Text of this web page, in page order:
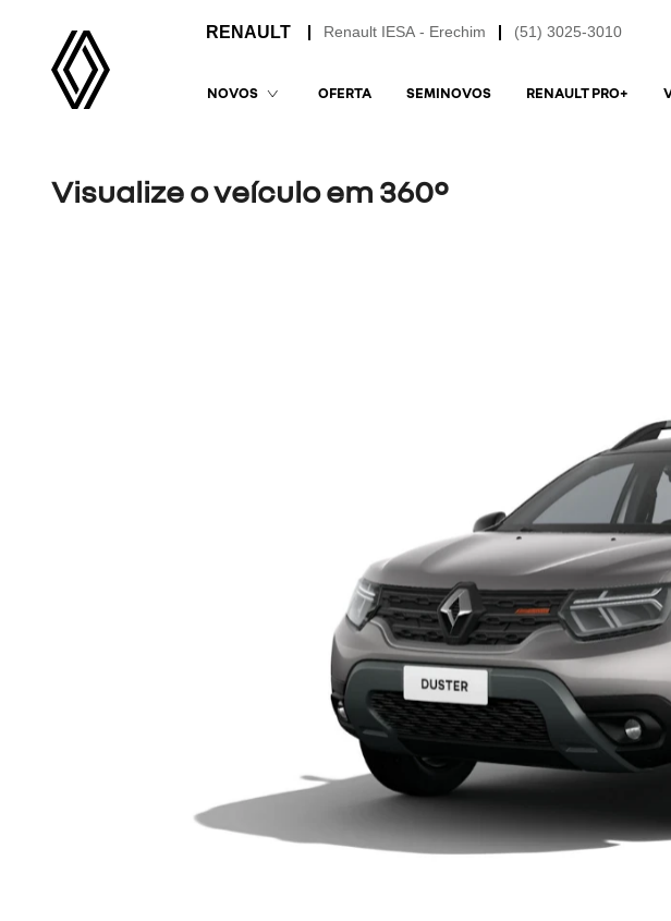
(51) 3025-3010
Renault IESA - Erechim
NOVOS OFERTA SEMINOVOS RENAULT PRO+
Visualize o veículo em 360°